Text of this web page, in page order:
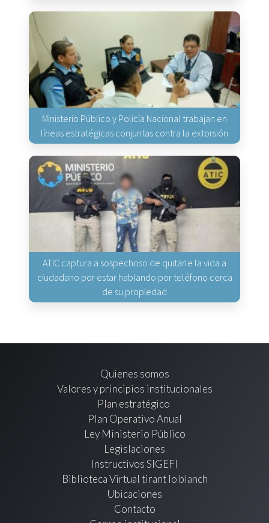
Ministerio Público y Policía Nacional trabajan en
líneas estratégicas conjuntas contra la extorsión
ATIC captura a sospechoso de quitarle la vida a
ciudadano por estar hablando por teléfono cerca
de su propiedad
Quienes somos
Valores y principios institucionales
Plan estratégico
Plan Operativo Anual
Ley Ministerio Público
Legislaciones
Instructivos SIGEFI
Biblioteca Virtual tirant lo blanch
Ubicaciones
Contacto